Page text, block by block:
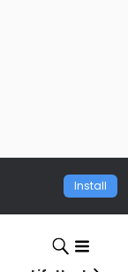
Install